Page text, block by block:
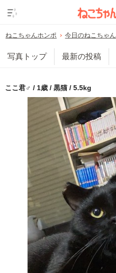
ねこちゃんホンポ 今日のねこちゃん
写真トップ 最新の投稿
ここ君♂ / 1歳 / 黒猫 / 5.5kg